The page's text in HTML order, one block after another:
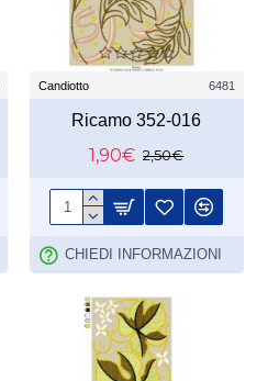
Candiotto 6481
Ricamo 352-016
1,90€ 2,50€
CHIEDI INFORMAZIONI